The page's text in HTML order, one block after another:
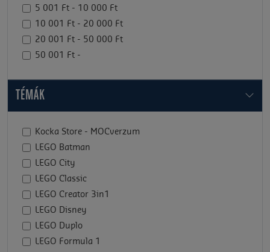
5 001 Ft - 10 000 Ft
10 001 Ft - 20 000 Ft
20 001 Ft - 50 000 Ft
50 001 Ft -
TÉMÁK
Kocka Store - MOCverzum
LEGO Batman
LEGO City
LEGO Classic
LEGO Creator 3in1
LEGO Disney
LEGO Duplo
LEGO Formula 1